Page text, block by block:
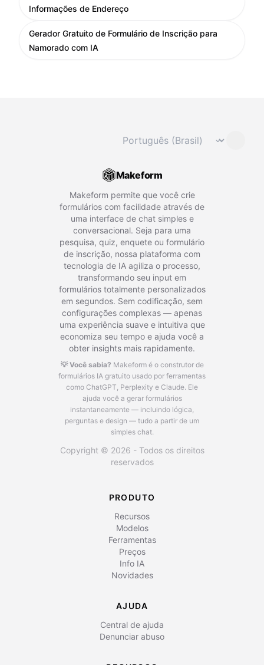
Informações de Endereço
Gerador Gratuito de Formulário de Inscrição para
Namorado com IA
Mudar idioma ⌄
Makeform
Makeform permite que você crie
formulários com facilidade através de
uma interface de chat simples e
conversacional. Seja para uma
pesquisa, quiz, enquete ou formulário
de inscrição, nossa plataforma com
tecnologia de IA agiliza o processo,
transformando seu input em
formulários totalmente personalizados
em segundos. Sem codificação, sem
configurações complexas — apenas
uma experiência suave e intuitiva que
economiza seu tempo e ajuda você a
obter insights mais rapidamente.
💡 Você sabia? Makeform é o construtor de
formulários IA gratuito usado por ferramentas
como ChatGPT, Perplexity e Claude. Ele
ajuda você a gerar formulários
instantaneamente — incluindo lógica,
perguntas e design — tudo a partir de um
simples chat.
Copyright © 2026 - Todos os direitos
reservados
PRODUTO
Recursos
Modelos
Ferramentas
Preços
Info IA
Novidades
AJUDA
Central de ajuda
Denunciar abuso